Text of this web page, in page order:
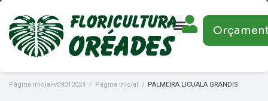
Página Inicial-v09012024 / Página inicial / PALMEIRA LICUALA GRANDIS